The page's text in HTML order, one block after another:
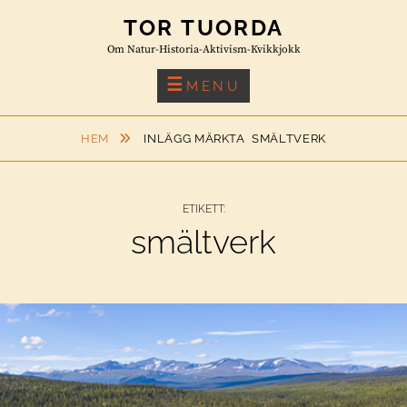
TOR TUORDA
Om Natur-Historia-Aktivism-Kvikkjokk
MENU
HEM INLÄGG MÄRKTASMÄLTVERK
ETIKETT:
smältverk